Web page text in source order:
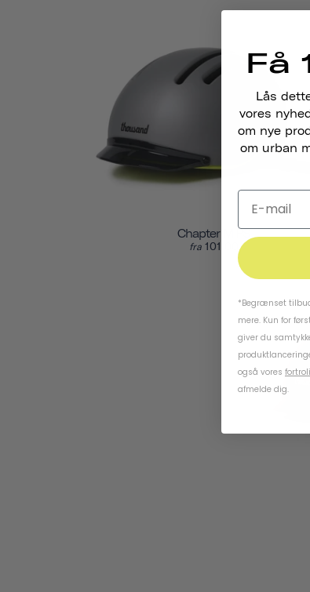
Chapter MIPS
fra 101,00
Få
Lås
vores
om nye
om urban
*Begrænset
mere. Kun for
giver du
også vores
afmelde dig.